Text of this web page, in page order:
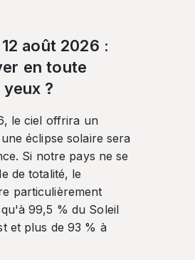
août 2026 :
en toute
?
le ciel offrira un
éclipse solaire sera
Si notre pays ne se
de totalité, le
particulièrement
99,5 % du Soleil
et plus de 93 % à